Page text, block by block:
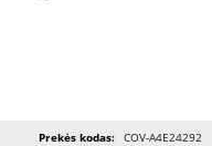
Prekės kodas: COV-A4E24292